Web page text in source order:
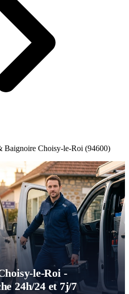
Baignoire Choisy-le-Roi (94600)
le-Roi -
24h/24 et 7j/7